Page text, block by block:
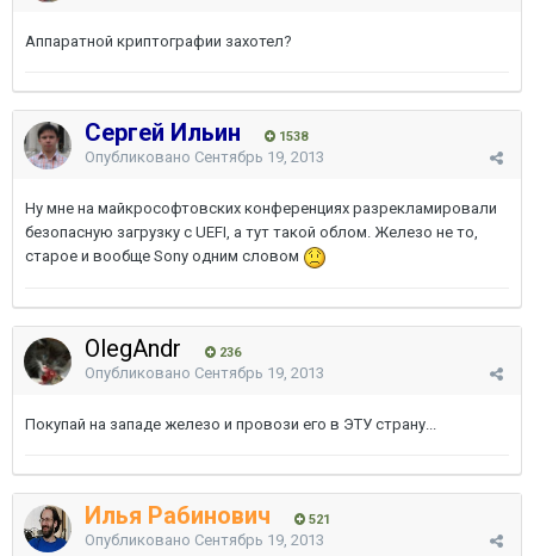
Аппаратной криптографии захотел?
Сергей Ильин 1538
Опубликовано Сентябрь 19, 2013
Ну мне на майкрософтовских конференциях разрекламировали
безопасную загрузку с UEFI, а тут такой облом. Железо не то,
старое и вообще Sony одним словом
OlegAndr 236
Опубликовано Сентябрь 19, 2013
Покупай на западе железо и провози его в ЭТУ страну...
Илья Рабинович 521
Опубликовано Сентябрь 19, 2013